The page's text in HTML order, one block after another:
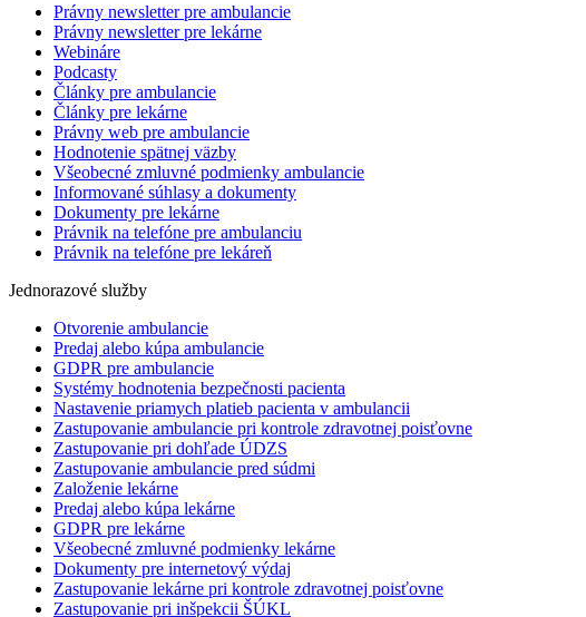
Právny newsletter pre ambulancie
Právny newsletter pre lekárne
Webináre
Podcasty
Články pre ambulancie
Články pre lekárne
Právny web pre ambulancie
Hodnotenie spätnej väzby
Všeobecné zmluvné podmienky ambulancie
Informované súhlasy a dokumenty
Dokumenty pre lekárne
Právnik na telefóne pre ambulanciu
Právnik na telefóne pre lekáreň
Jednorazové služby
Otvorenie ambulancie
Predaj alebo kúpa ambulancie
GDPR pre ambulancie
Systémy hodnotenia bezpečnosti pacienta
Nastavenie priamych platieb pacienta v ambulancii
Zastupovanie ambulancie pri kontrole zdravotnej poisťovne
Zastupovanie pri dohľade ÚDZS
Zastupovanie ambulancie pred súdmi
Založenie lekárne
Predaj alebo kúpa lekárne
GDPR pre lekárne
Všeobecné zmluvné podmienky lekárne
Dokumenty pre internetový výdaj
Zastupovanie lekárne pri kontrole zdravotnej poisťovne
Zastupovanie pri inšpekcii ŠÚKL